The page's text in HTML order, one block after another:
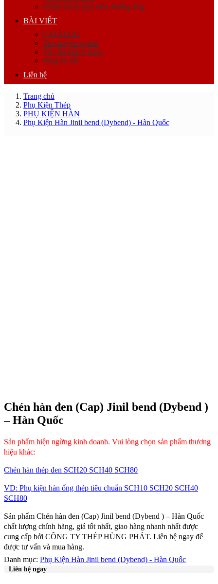
Khớp nối & phụ kiện đường ống
BÀI VIẾT
CATALOG
Tin chuyên ngành
Tư vấn khách hàng
Blog tin tức
Liên hệ
Trang chủ
Phụ Kiện Thép
PHỤ KIỆN HÀN
Phụ Kiện Hàn Jinil bend (Dybend) - Hàn Quốc
Chén hàn đen (Cap) Jinil bend (Dybend )
– Hàn Quốc
Sản phẩm hiện ngừng kinh doanh. Vui lòng chọn sản phẩm thương
hiệu khác:
Chén hàn thép đen SCH20 SCH40 SCH80
VD: Phụ kiện hàn ống thép tiêu chuẩn SCH10 SCH20 SCH40
SCH80
Sản phẩm Chén hàn đen (Cap) Jinil bend (Dybend ) – Hàn Quốc
chất lượng chính hãng, giá tốt nhất, giao hàng nhanh nhất được
cung cấp bởi CÔNG TY THÉP HÙNG PHÁT. Liên hệ ngay để
được tư vấn và mua hàng.
Danh mục: Phụ Kiện Hàn Jinil bend (Dybend) - Hàn Quốc
Liên hệ ngay